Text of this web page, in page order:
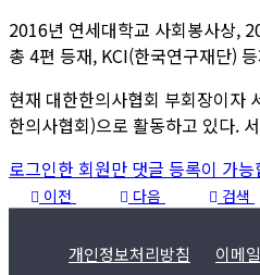
2016년 연세대학교 사회봉사상,
총 4편 등재, KCI(한국연구재단)
현재 대한한의사협회 부회장이자
한의사협회)으로 활동하고 있다.
로그인한 회원만 댓글 등록이 가
이전 다음 검색
개인정보처리방침 이메